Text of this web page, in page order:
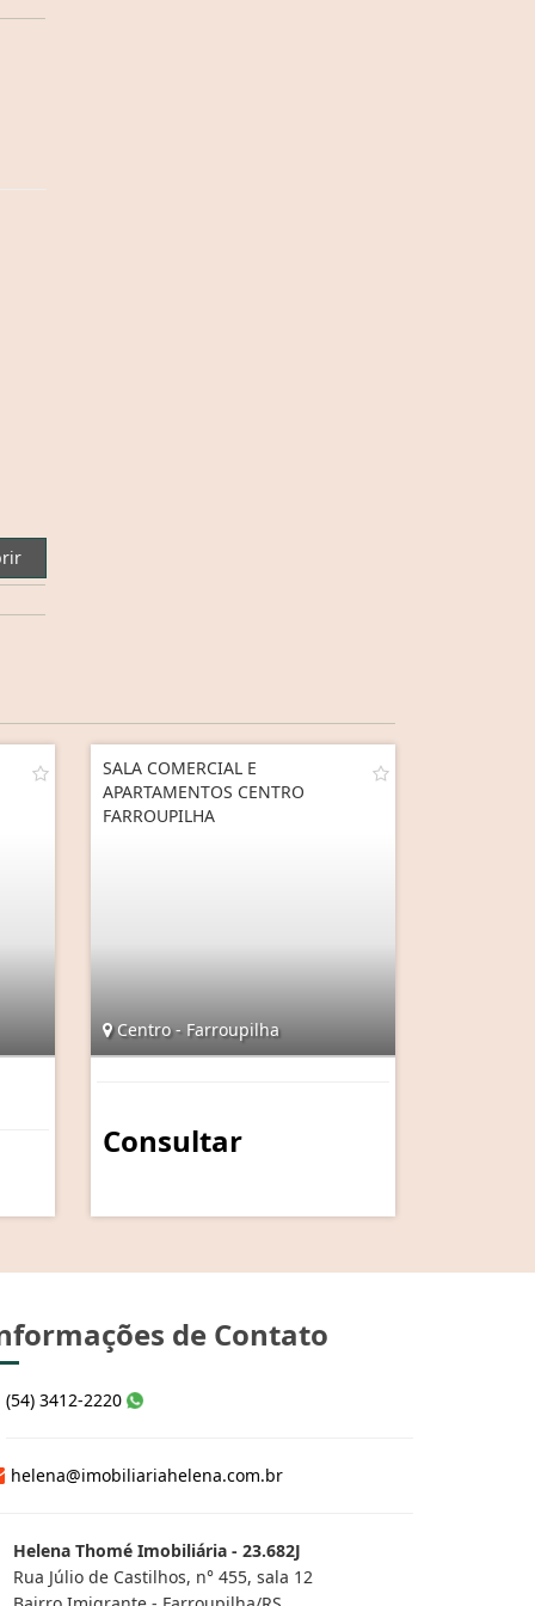
SALA COMERCIAL E
APARTAMENTOS CENTRO
FARROUPILHA
Centro - Farroupilha
Consultar
de Contato
(54) 3412-2220
helena@imobiliariahelena.com.br
Helena Thomé Imobiliária - 23.682J
Rua Júlio de Castilhos, n° 455, sala 12